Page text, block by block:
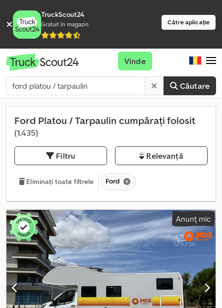
TruckScout24
Gratuit în magazin Către aplicație
Căutare
Vinde
Ford Platou / Tarpaulin cumpărați folosit
(1.435)
Filtru Relevanță
Eliminați toate filtrele Ford
Anunț mic